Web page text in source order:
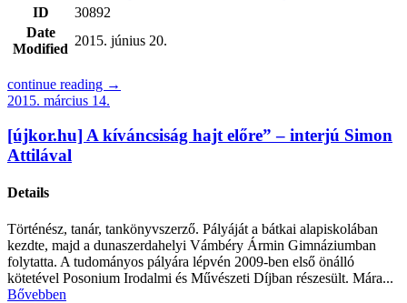
ID
30892
Date
Modified
2015. június 20.
continue reading →
2015. március 14.
[újkor.hu] A kíváncsiság hajt előre” – interjú Simon
Attilával
Details
Történész, tanár, tankönyvszerző. Pályáját a bátkai alapiskolában
kezdte, majd a dunaszerdahelyi Vámbéry Ármin Gimnáziumban
folytatta. A tudományos pályára lépvén 2009-ben első önálló
kötetével Posonium Irodalmi és Művészeti Díjban részesült. Mára...
Bővebben